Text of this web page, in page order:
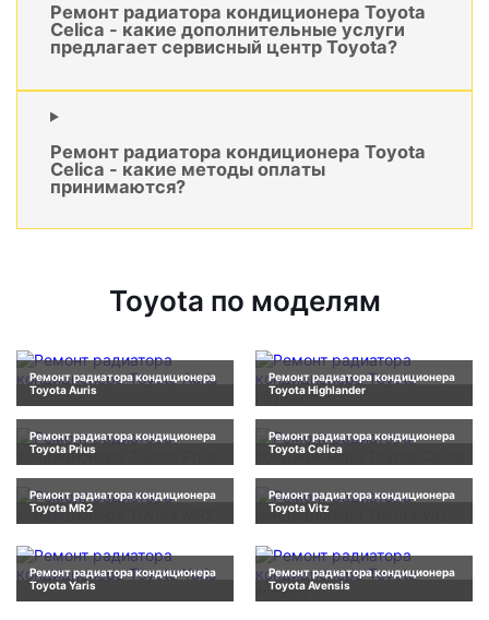
Ремонт радиатора кондиционера Toyota
Celica - какие дополнительные услуги
предлагает сервисный центр Toyota?
Ремонт радиатора кондиционера Toyota
Celica - какие методы оплаты
принимаются?
Toyota по моделям
Ремонт радиатора кондиционера
Toyota Auris
Ремонт радиатора кондиционера
Toyota Highlander
Ремонт радиатора кондиционера
Toyota Prius
Ремонт радиатора кондиционера
Toyota Celica
Ремонт радиатора кондиционера
Toyota MR2
Ремонт радиатора кондиционера
Toyota Vitz
Ремонт радиатора кондиционера
Toyota Yaris
Ремонт радиатора кондиционера
Toyota Avensis